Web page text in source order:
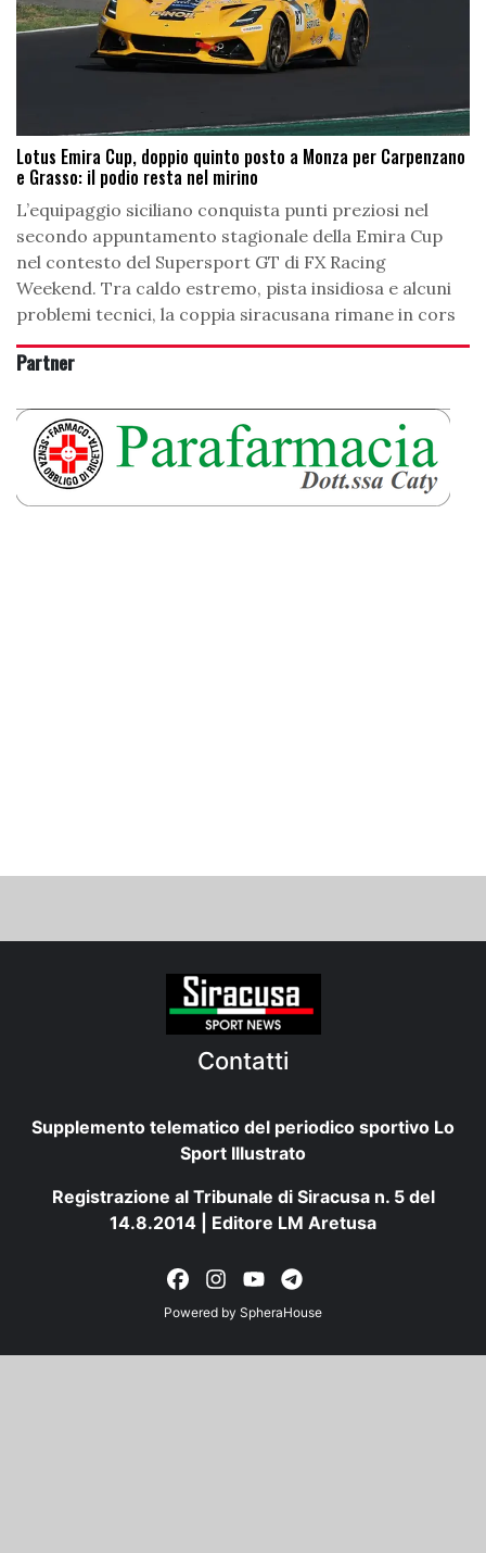
Lotus Emira Cup, doppio quinto posto a Monza per Carpenzano
e Grasso: il podio resta nel mirino
L’equipaggio siciliano conquista punti preziosi nel
secondo appuntamento stagionale della Emira Cup
nel contesto del Supersport GT di FX Racing
Weekend. Tra caldo estremo, pista insidiosa e alcuni
problemi tecnici, la coppia siracusana rimane in cors
Partner
Contatti
Supplemento telematico del periodico sportivo Lo
Sport Illustrato
Registrazione al Tribunale di Siracusa n. 5 del
14.8.2014 | Editore LM Aretusa
Powered by SpheraHouse